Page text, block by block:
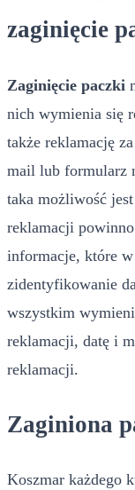
zaginięcie
Zaginięcie paczki
nich wymienia się
także reklamację
mail lub formularz
taka możliwość jest
reklamacji
informacje, które
zidentyfikowanie
wszystkim
reklamacji, datę i
reklamacji.
Zaginiona
Koszmar każdego